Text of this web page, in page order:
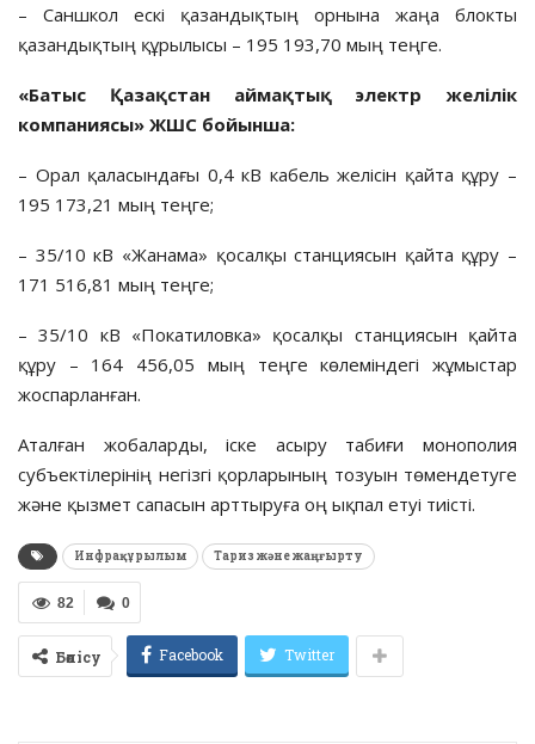
– Саншкол ескі қазандықтың орнына жаңа блокты
қазандықтың құрылысы – 195 193,70 мың теңге.
«Батыс Қазақстан аймақтық электр желілік
компаниясы» ЖШС бойынша:
– Орал қаласындағы 0,4 кВ кабель желісін қайта құру –
195 173,21 мың теңге;
– 35/10 кВ «Жанама» қосалқы станциясын қайта құру –
171 516,81 мың теңге;
– 35/10 кВ «Покатиловка» қосалқы станциясын қайта
құру – 164 456,05 мың теңге көлеміндегі жұмыстар
жоспарланған.
Аталған жобаларды, іске асыру табиғи монополия
субъектілерінің негізгі қорларының тозуын төмендетуге
және қызмет сапасын арттыруға оң ықпал етуі тиісті.
Инфрақұрылым Тариз және жаңғырту
0
82
Бөлісу Facebook Twitter